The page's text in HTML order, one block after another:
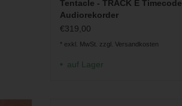
Tentacle - TRACK E Timecode
Audiorekorder
€319,00
* exkl. MwSt. zzgl. Versandkosten
auf Lager